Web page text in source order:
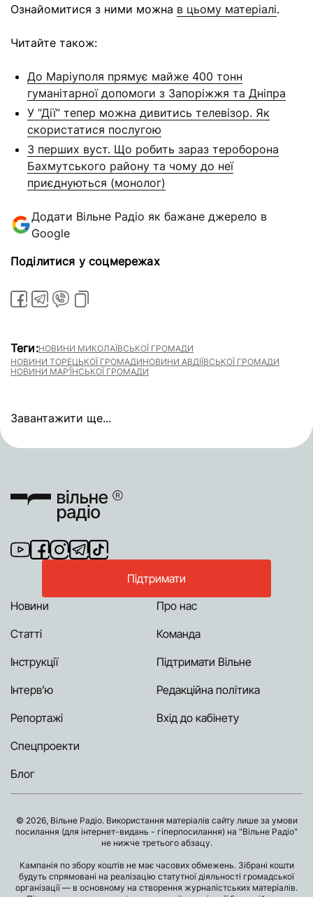
Ознайомитися з ними можна в цьому матеріалі.
Читайте також:
До Маріуполя прямує майже 400 тонн
гуманітарної допомоги з Запоріжжя та Дніпра
У “Дії” тепер можна дивитись телевізор. Як
скористатися послугою
З перших вуст. Що робить зараз тероборона
Бахмутського району та чому до неї
приєднуються (монолог)
Додати Вільне Радіо як бажане джерело в
Google
Поділитися у соцмережах
Теги:НОВИНИ МИКОЛАЇВСЬКОЇ ГРОМАДИ
НОВИНИ ТОРЕЦЬКОЇ ГРОМАДИНОВИНИ АВДІЇВСЬКОЇ ГРОМАДИ
НОВИНИ МАР’ЇНСЬКОЇ ГРОМАДИ
Завантажити ще...
Підтримати
Новини
Статті
Інструкції
Інтерв’ю
Репортажі
Спецпроекти
Блог
Про нас
Команда
Підтримати Вільне
Редакційна політика
Вхід до кабінету
© 2026, Вільне Радіо. Використання матеріалів сайту лише за умови
посилання (для інтернет-видань - гіперпосилання) на "Вільне Радіо"
не нижче третього абзацу.
Кампанія по збору коштів не має часових обмежень. Зібрані кошти
будуть спрямовані на реалізацію статутної діяльності громадської
організації — в основному на створення журналістських матеріалів.